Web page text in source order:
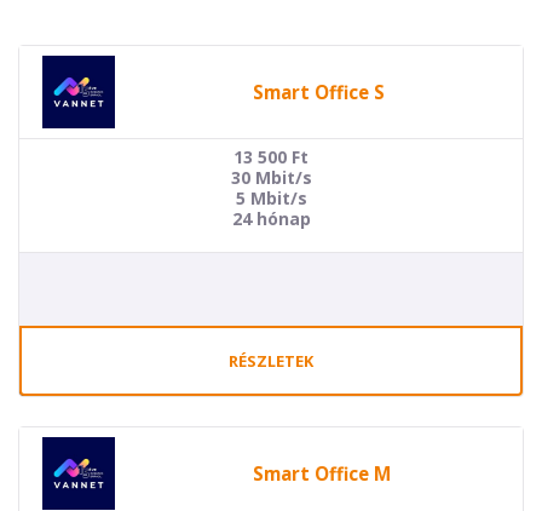
Smart Office S
13 500 Ft
30 Mbit/s
5 Mbit/s
24 hónap
RÉSZLETEK
Smart Office M